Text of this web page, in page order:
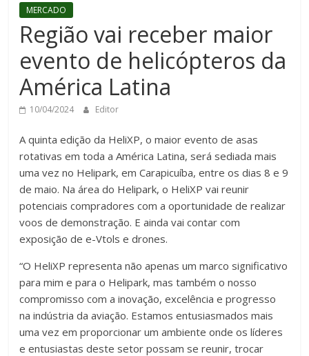
MERCADO
Região vai receber maior
evento de helicópteros da
América Latina
10/04/2024 Editor
A quinta edição da HeliXP, o maior evento de asas
rotativas em toda a América Latina, será sediada mais
uma vez no Helipark, em Carapicuíba, entre os dias 8 e 9
de maio. Na área do Helipark, o HeliXP vai reunir
potenciais compradores com a oportunidade de realizar
voos de demonstração. E ainda vai contar com
exposição de e-Vtols e drones.
“O HeliXP representa não apenas um marco significativo
para mim e para o Helipark, mas também o nosso
compromisso com a inovação, excelência e progresso
na indústria da aviação. Estamos entusiasmados mais
uma vez em proporcionar um ambiente onde os líderes
e entusiastas deste setor possam se reunir, trocar